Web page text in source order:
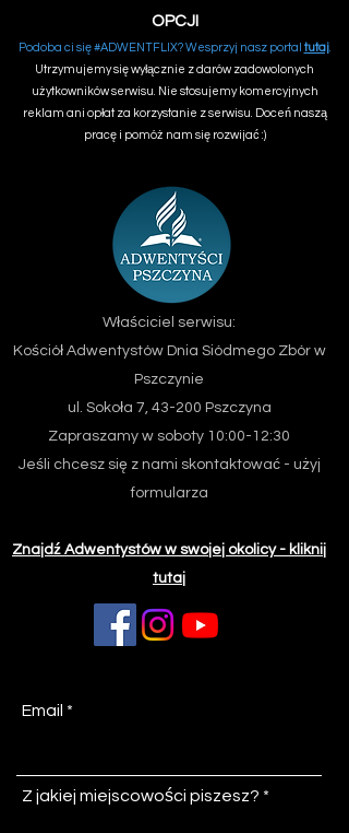
OPCJI
Podoba ci się #ADWENTFLIX? Wesprzyj nasz portal tutaj.
Utrzymujemy się wyłącznie z darów zadowolonych
użytkowników serwisu. Nie stosujemy komercyjnych
reklam ani opłat za korzystanie z serwisu. Doceń naszą
pracę i pomóż nam się rozwijać :)
Właściciel serwisu:
Kościół Adwentystów Dnia Siódmego Zbór w
Pszczynie
ul. Sokoła 7, 43-200 Pszczyna
Zapraszamy w soboty 10:00-12:30
Jeśli chcesz się z nami skontaktować - użyj
formularza
Znajdź Adwentystów w swojej okolicy - kliknij
tutaj
Email
Z jakiej miejscowości piszesz?